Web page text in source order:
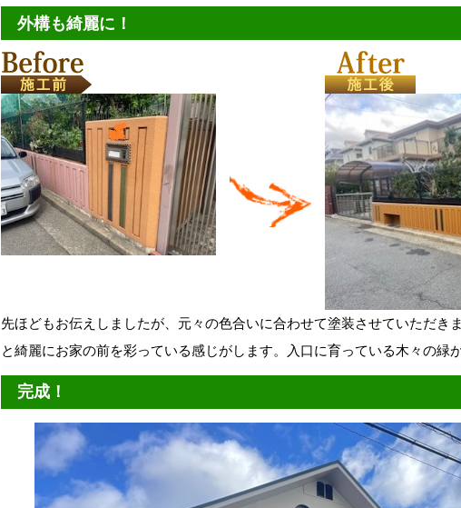
外構も綺麗に！
先ほどもお伝えしましたが、元々の色合いに合わせて塗装させていただき
と綺麗にお家の前を彩っている感じがします。入口に育っている木々の緑
完成！